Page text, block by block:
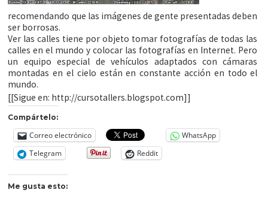
recomendando que las imágenes de gente presentadas deben
ser borrosas.
Ver las calles tiene por objeto tomar fotografías de todas las
calles en el mundo y colocar las fotografías en Internet. Pero
un equipo especial de vehículos adaptados con cámaras
montadas en el cielo están en constante acción en todo el
mundo.
[[Sigue en: http://cursotallers.blogspot.com]]
Compártelo:
Correo electrónico
WhatsApp
Telegram
Reddit
Me gusta esto: